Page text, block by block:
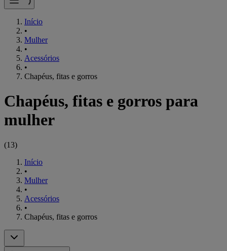
Início
•
Mulher
•
Acessórios
•
Chapéus, fitas e gorros
Chapéus, fitas e gorros para
mulher
(13)
Início
•
Mulher
•
Acessórios
•
Chapéus, fitas e gorros